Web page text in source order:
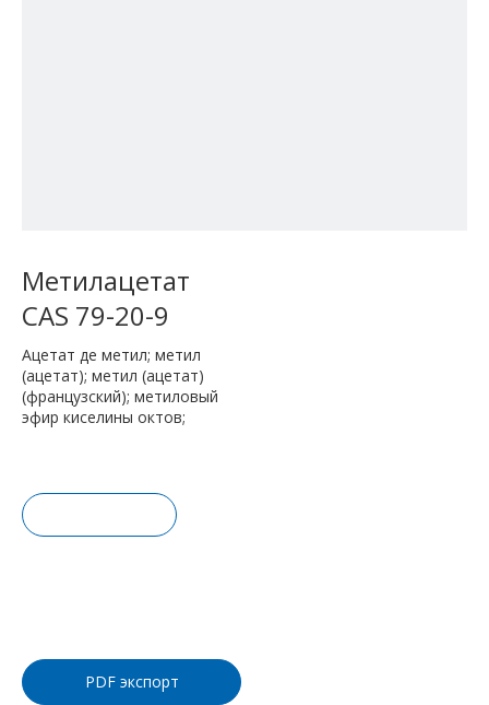
Метилацетат
CAS 79-20-9
Ацетат де метил; метил
(ацетат); метил (ацетат)
(французский); метиловый
эфир киселины октов;
PDF экспорт